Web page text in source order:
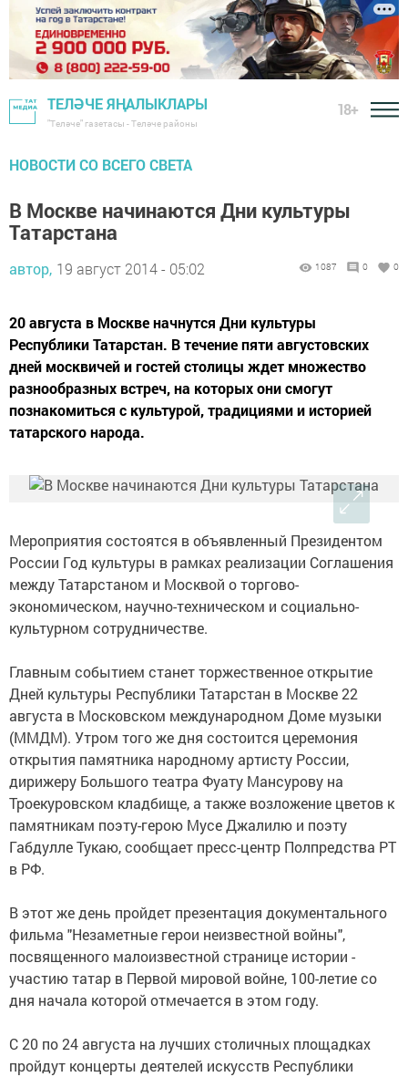
ТЕЛӘЧЕ ЯҢАЛЫКЛАРЫ
"Теләче" газетасы - Теләче районы
18+
НОВОСТИ СО ВСЕГО СВЕТА
В Москве начинаются Дни культуры
Татарстана
автор, 19 август 2014 - 05:02 1087 0 0
20 августа в Москве начнутся Дни культуры
Республики Татарстан. В течение пяти августовских
дней москвичей и гостей столицы ждет множество
разнообразных встреч, на которых они смогут
познакомиться с культурой, традициями и историей
татарского народа.
Мероприятия состоятся в объявленный Президентом
России Год культуры в рамках реализации Соглашения
между Татарстаном и Москвой о торгово-
экономическом, научно-техническом и социально-
культурном сотрудничестве.
Главным событием станет торжественное открытие
Дней культуры Республики Татарстан в Москве 22
августа в Московском международном Доме музыки
(ММДМ). Утром того же дня состоится церемония
открытия памятника народному артисту России,
дирижеру Большого театра Фуату Мансурову на
Троекуровском кладбище, а также возложение цветов к
памятникам поэту-герою Мусе Джалилю и поэту
Габдулле Тукаю, сообщает пресс-центр Полпредства РТ
в РФ.
В этот же день пройдет презентация документального
фильма "Незаметные герои неизвестной войны",
посвященного малоизвестной странице истории -
участию татар в Первой мировой войне, 100-летие со
дня начала которой отмечается в этом году.
С 20 по 24 августа на лучших столичных площадках
пройдут концерты деятелей искусств Республики